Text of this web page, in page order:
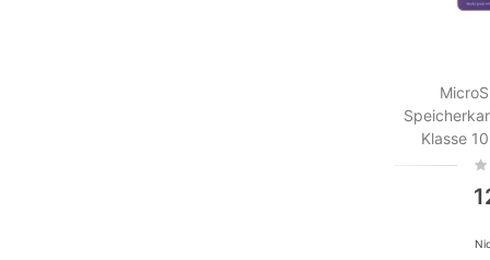
Klasse